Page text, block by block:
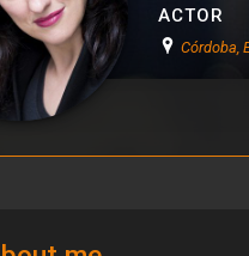
ACTOR
Córdoba,